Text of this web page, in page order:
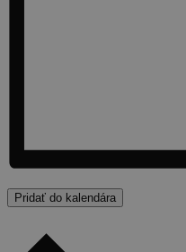
Pridať do kalendára